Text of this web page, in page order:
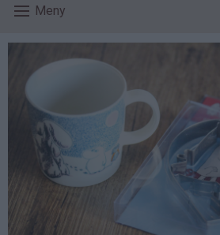
Meny